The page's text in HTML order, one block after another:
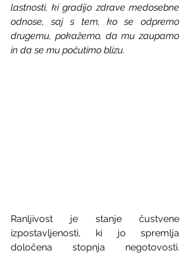
lastnosti, ki gradijo zdrave medosebne
odnose, saj s tem, ko se odpremo
drugemu, pokažemo, da mu zaupamo
in da se mu počutimo blizu.
Ranljivost je stanje čustvene
izpostavljenosti, ki jo spremlja
določena stopnja negotovosti.